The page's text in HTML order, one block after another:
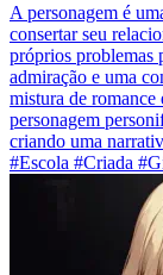
A personagem é
consertar seu
próprios problemas
admiração e uma
mistura de romance
personagem
criando uma
#Escola #Criada